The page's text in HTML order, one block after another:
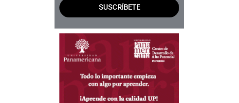
SUSCRÍBETE